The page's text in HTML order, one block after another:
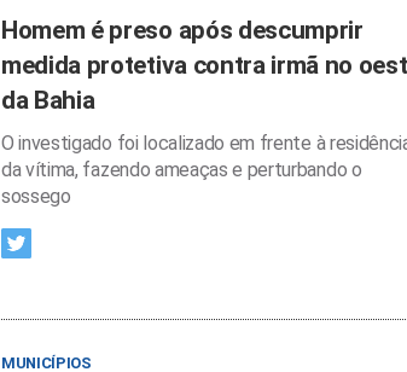
Homem é preso após descumprir
medida protetiva contra irmã no
da Bahia
O investigado foi localizado em frente à
da vítima, fazendo ameaças e perturbando o
sossego
MUNICÍPIOS